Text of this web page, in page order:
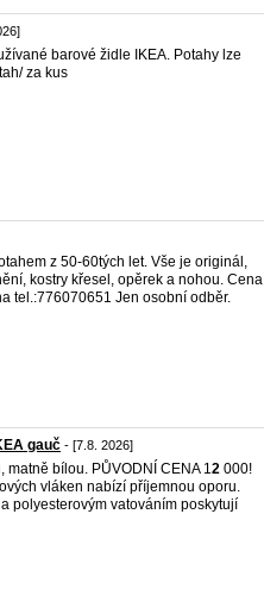
barové židle IKEA. Potahy lze
za kus
z 50-60tých let. Vše je originál,
kostry křesel, opěrek a nohou. Cena
tel.:776070651 Jen osobní odběr.
gauč - [7.8. 2026]
matně bílou. PŮVODNÍ CENA 12 000!
vláken nabízí příjemnou oporu.
polyesterovým vatováním poskytují